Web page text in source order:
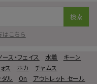
検索
こちら
ース・フェイス 水着
キーン
ス ホカ
チャムス
ル On
アウトレット セール